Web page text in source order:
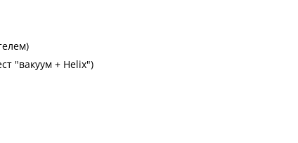
"вакуум + Helix")